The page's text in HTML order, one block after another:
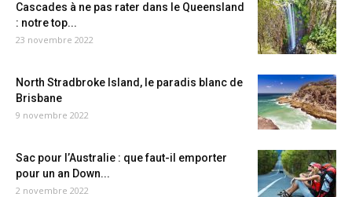
Cascades à ne pas rater dans le Queensland
: notre top...
23 novembre 2022
North Stradbroke Island, le paradis blanc de
Brisbane
9 novembre 2022
Sac pour l’Australie : que faut-il emporter
pour un an Down...
2 novembre 2022